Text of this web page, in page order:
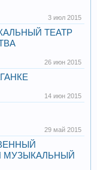
3 июл 2015
ТЕАТР
26 июн 2015
14 июн 2015
29 май 2015
МУЗЫКАЛЬНЫЙ